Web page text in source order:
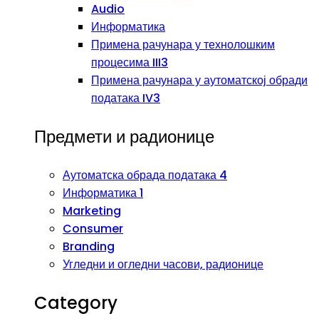
Audio
Информатика
Примена рачунара у технолошким
процесима III3
Примена рачунара у аутоматској обради
података IV3
Предмети и радионице
Аутоматска обрада података 4
Информатика 1
Marketing
Consumer
Branding
Угледни и огледни часови, радионице
Category